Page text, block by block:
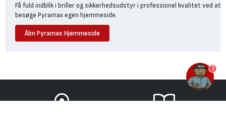
Få fuld indblik i briller og sikkerhedsudstyr i professionel kvalitet ved at
besøge Pyramax egen hjemmeside.
Åbn Pyramax Hjemmeside
1